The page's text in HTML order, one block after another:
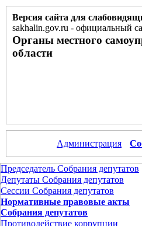
Версия сайта для
sakhalin.gov.ru - официальный
Органы местного
области
Администрация
Председатель Собрания депутатов
Депутаты Собрания депутатов
Сессии Собрания депутатов
Нормативные правовые акты
Собрания депутатов
Противодействие коррупции